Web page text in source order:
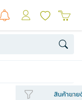
สินค้าขาย